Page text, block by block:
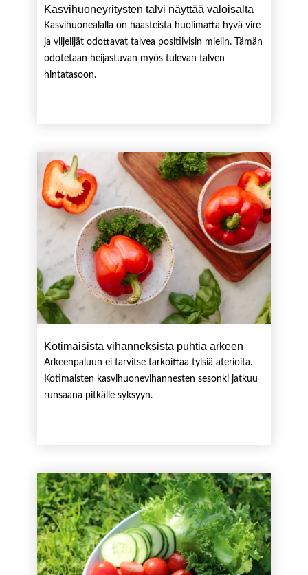
Kasvihuoneyritysten talvi näyttää valoisalta
Kasvihuonealalla on haasteista huolimatta hyvä vire
ja viljelijät odottavat talvea positiivisin mielin. Tämän
odotetaan heijastuvan myös tulevan talven
hintatasoon.
Kotimaisista vihanneksista puhtia arkeen
Arkeenpaluun ei tarvitse tarkoittaa tylsiä aterioita.
Kotimaisten kasvihuonevihannesten sesonki jatkuu
runsaana pitkälle syksyyn.